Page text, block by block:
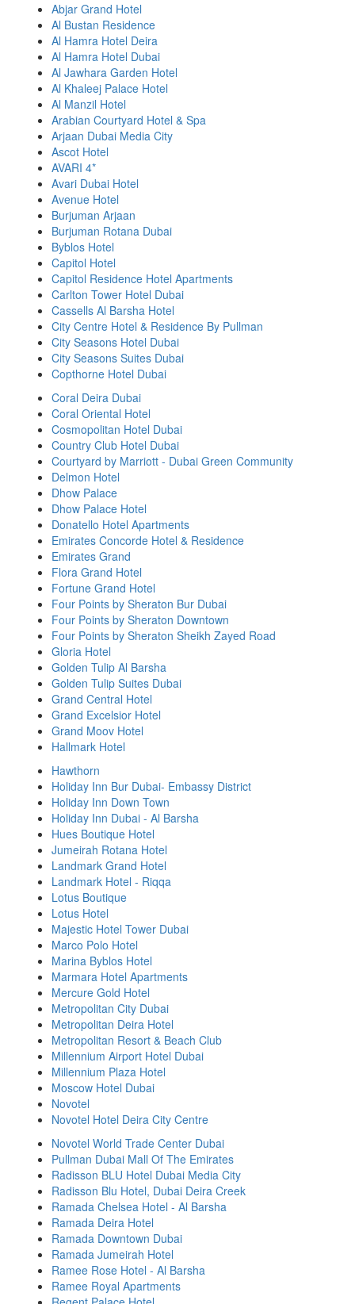
Abjar Grand Hotel
Al Bustan Residence
Al Hamra Hotel Deira
Al Hamra Hotel Dubai
Al Jawhara Garden Hotel
Al Khaleej Palace Hotel
Al Manzil Hotel
Arabian Courtyard Hotel & Spa
Arjaan Dubai Media City
Ascot Hotel
AVARI 4*
Avari Dubai Hotel
Avenue Hotel
Burjuman Arjaan
Burjuman Rotana Dubai
Byblos Hotel
Capitol Hotel
Capitol Residence Hotel Apartments
Carlton Tower Hotel Dubai
Cassells Al Barsha Hotel
City Centre Hotel & Residence By Pullman
City Seasons Hotel Dubai
City Seasons Suites Dubai
Copthorne Hotel Dubai
Coral Deira Dubai
Coral Oriental Hotel
Cosmopolitan Hotel Dubai
Country Club Hotel Dubai
Courtyard by Marriott - Dubai Green Community
Delmon Hotel
Dhow Palace
Dhow Palace Hotel
Donatello Hotel Apartments
Emirates Concorde Hotel & Residence
Emirates Grand
Flora Grand Hotel
Fortune Grand Hotel
Four Points by Sheraton Bur Dubai
Four Points by Sheraton Downtown
Four Points by Sheraton Sheikh Zayed Road
Gloria Hotel
Golden Tulip Al Barsha
Golden Tulip Suites Dubai
Grand Central Hotel
Grand Excelsior Hotel
Grand Moov Hotel
Hallmark Hotel
Hawthorn
Holiday Inn Bur Dubai- Embassy District
Holiday Inn Down Town
Holiday Inn Dubai - Al Barsha
Hues Boutique Hotel
Jumeirah Rotana Hotel
Landmark Grand Hotel
Landmark Hotel - Riqqa
Lotus Boutique
Lotus Hotel
Majestic Hotel Tower Dubai
Marco Polo Hotel
Marina Byblos Hotel
Marmara Hotel Apartments
Mercure Gold Hotel
Metropolitan City Dubai
Metropolitan Deira Hotel
Metropolitan Resort & Beach Club
Millennium Airport Hotel Dubai
Millennium Plaza Hotel
Moscow Hotel Dubai
Novotel
Novotel Hotel Deira City Centre
Novotel World Trade Center Dubai
Pullman Dubai Mall Of The Emirates
Radisson BLU Hotel Dubai Media City
Radisson Blu Hotel, Dubai Deira Creek
Ramada Chelsea Hotel - Al Barsha
Ramada Deira Hotel
Ramada Downtown Dubai
Ramada Jumeirah Hotel
Ramee Rose Hotel - Al Barsha
Ramee Royal Apartments